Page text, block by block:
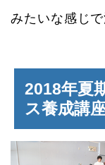
みたいな感じ
2018年夏
ス養成講